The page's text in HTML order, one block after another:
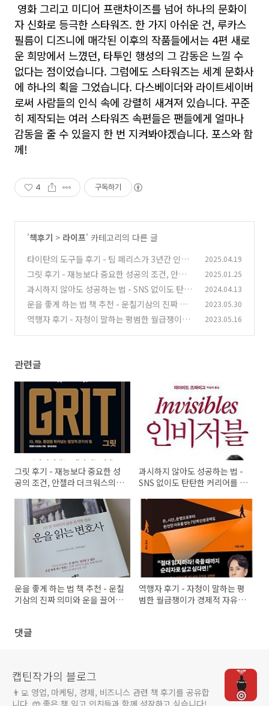
영화 그리고 미디어 프랜차이즈를 넘어 하나의 문화이
자 신화로 등극한 스타워즈. 한 가지 아쉬운 건, 루카스
필름이 디즈니에 매각된 이후의 작품들에서는 4편 새로
운 희망에서 느꼈던, 타투인 행성의 그 감동은 느낄 수
없다는 점이었습니다. 그럼에도 스타워즈는 세계 문화사
에 하나의 획을 그었습니다. 다스베이더와 라이트세이버
로써 사람들의 인식 속에 강렬히 새겨져 있습니다. 꾸준
히 제작되는 여러 스타워즈 속편들은 팬들에게 얼마나
감동을 줄 수 있을지 한 번 지켜봐야겠습니다. 포스와 함
께!
4 구독하기
'책후기 > 라이프' 카테고리의 다른 글
타이탄의 도구들 후기 - 팀 페리스가 3년간 인터
뷰한 세계 최고들의 루틴 (2)
2025.04.19
그릿 후기 - 재능보다 중요한 성공의 조건, 안젤라
더크워스의 그릿이란 (1)
2025.01.25
과시하지 않아도 성공하는 법 - SNS 없이도 탄탄
한 커리어를 쌓는 사람들
2024.04.13
운을 좋게 하는 법 책 추천 - 운칠기삼의 진짜 의
미와 운을 끌어당기는 습관 (0)
2023.05.30
역행자 후기 - 자청이 말하는 평범한 월급쟁이가
2023.05.16
관련글
그릿 후기 - 재능보다 중요한 성
공의 조건, 안젤라 더크워스의
과시하지 않아도 성공하는 법 -
SNS 없이도 탄탄한 커리어를 쌓
운을 좋게 하는 법 책 추천 - 운칠
기삼의 진짜 의미와 운을 끌어당
역행자 후기 - 자청이 말하는 평
범한 월급쟁이가 경제적 자유를
댓글
캡틴작가의 블로그
👨‍💻 영업, 마케팅, 경제, 비즈니스 관련 책 후기를 공유합